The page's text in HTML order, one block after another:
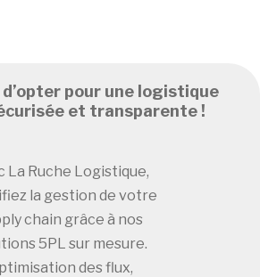
pour une logistique
et transparente !
La Ruche Logistique,
la gestion de votre
chain grâce à nos
5PL sur mesure.
des flux,